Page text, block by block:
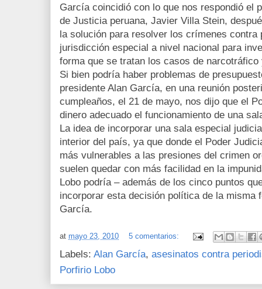
García coincidió con lo que nos respondió el
de Justicia peruana, Javier Villa Stein,
la solución para resolver los crímenes
jurisdicción especial a nivel nacional para
forma que se tratan los casos de
Si bien podría haber problemas de
presidente Alan García, en una reunión
cumpleaños, el 21 de mayo, nos dijo que el
dinero adecuado el funcionamiento de una
La idea de incorporar una sala especial
interior del país, ya que donde el Poder
más vulnerables a las presiones del crimen
suelen quedar con más facilidad en la
Lobo podría – además de los cinco puntos
incorporar esta decisión política de la misma
García.
at mayo 23, 2010 5 comentarios:
Labels: Alan García, asesinatos contra
Porfirio Lobo